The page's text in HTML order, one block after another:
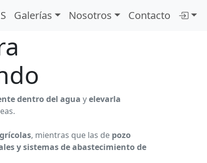
Galerías Nosotros Contacto
dentro del agua yelevarla
, mientras que las de pozo
y sistemas de abastecimiento de